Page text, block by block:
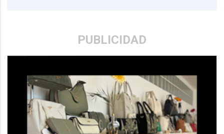
PUBLICIDAD